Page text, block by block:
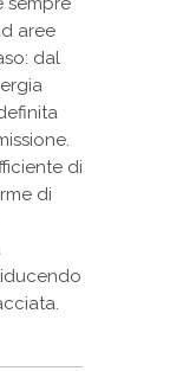
aree
dal
di
di